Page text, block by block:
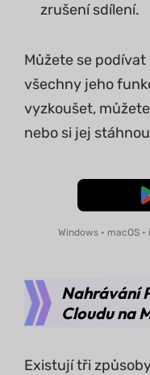
zrušení sdílení.
Můžete se
všechny jeho
vyzkoušet,
nebo si jej
Windows • macOS •
Nahrávání
Cloudu na
Existují tři